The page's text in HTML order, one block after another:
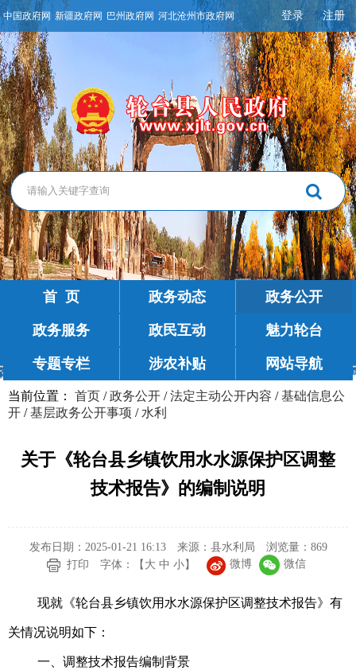
中国政府网 新疆政府网 巴州政府网 河北沧州市政府网 登录 注册
首 页 政务动态 政务公开
政务服务 政民互动 魅力轮台
专题专栏 涉农补贴 网站导航
当前位置： 首页 /政务公开 /法定主动公开内容 /基础信息公
开 /基层政务公开事项 / 水利
关于《轮台县乡镇饮用水水源保护区调整
技术报告》的编制说明
发布日期：2025-01-21 16:13 来源：县水利局 浏览量： 869
打印
字体：【 大 中 小】 微博 微信
现就《轮台县乡镇饮用水水源保护区调整技术报告》有
关情况说明如下：
一、调整技术报告编制背景